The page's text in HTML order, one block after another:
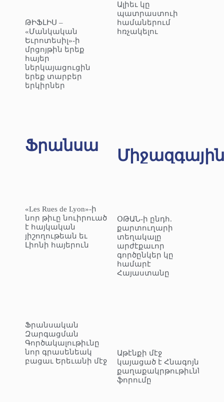
ԹԻՖԼԻՍ –
«Մանկական
Եւրոտեսիլ»-ի
մրցոյթին երեք
հայեր
ներկայացուցին
երեք տարբեր
երկիրներ
Ալիեւ կը
պատրաստուի
համաներում
հռչակելու
Ֆրանսա
«Les Rues de Lyon»-ի
նոր թիւը նուիրուած
է հայկական
յիշողութեան եւ
Լիոնի հայերուն
Ֆրանսական
Զարգացման
Գործակալութիւնը
նոր գրասենեակ
բացաւ Երեւանի մէջ
Միջազգային
ՕԹԱՆ-ի ընդհ.
քարտուղարի
տեղակալը
արժէքաւոր
գործընկեր կը
համարէ
Հայաստանը
Աթէնքի մէջ
կայացած է Հնագոյն
քաղաքակրթութիւններու
ֆորումը